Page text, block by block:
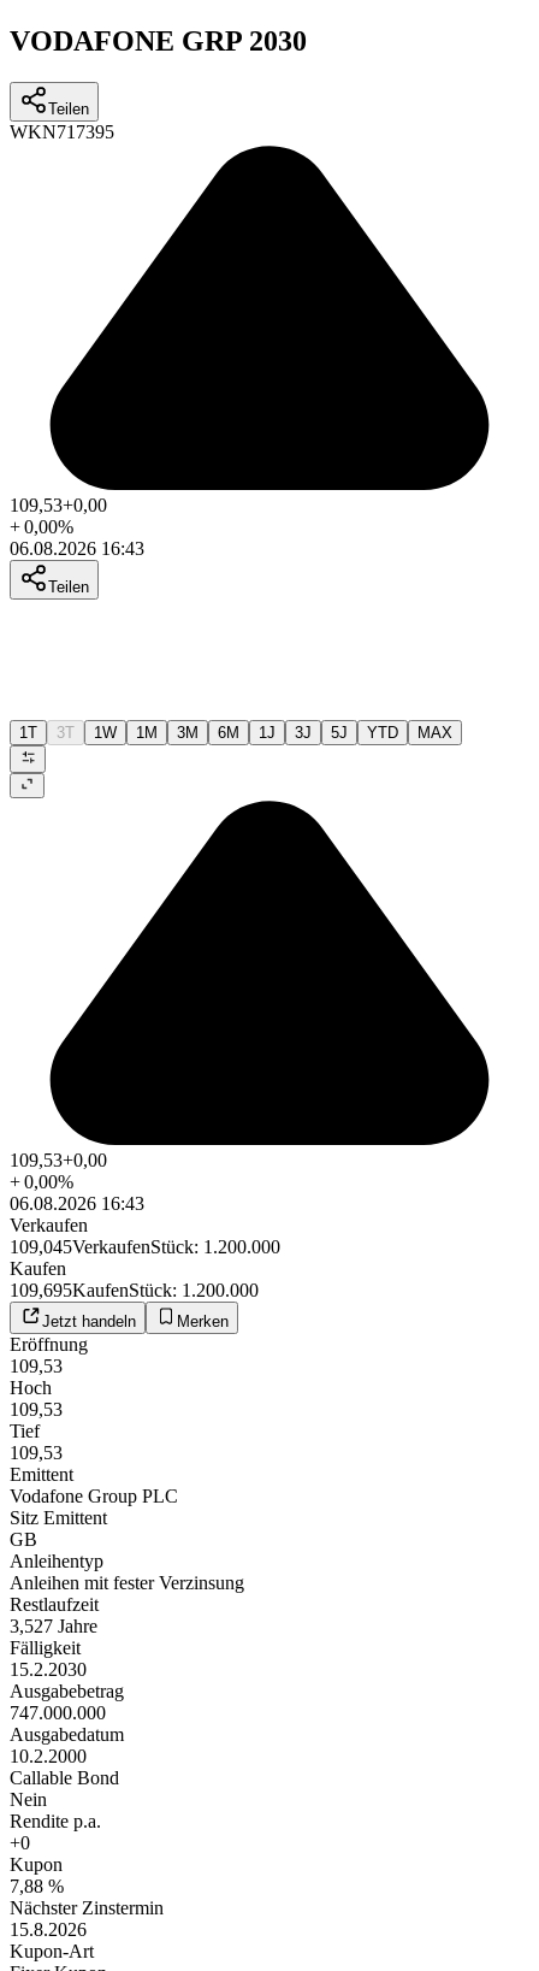
VODAFONE GRP 2030
Teilen
WKN717395
109,53+0,00
+0,00%
06.08.2026 16:43
Teilen
1T 3T 1W 1M 3M 6M 1J 3J 5J YTD MAX
109,53+0,00
+0,00%
06.08.2026 16:43
Verkaufen
109,045VerkaufenStück: 1.200.000
Kaufen
109,695KaufenStück: 1.200.000
Jetzt handeln Merken
Eröffnung
109,53
Hoch
109,53
Tief
109,53
Emittent
Vodafone Group PLC
Sitz Emittent
GB
Anleihentyp
Anleihen mit fester Verzinsung
Restlaufzeit
3,527 Jahre
Fälligkeit
15.2.2030
Ausgabebetrag
747.000.000
Ausgabedatum
10.2.2000
Callable Bond
Nein
Rendite p.a.
+0
Kupon
7,88 %
Nächster Zinstermin
15.8.2026
Kupon-Art